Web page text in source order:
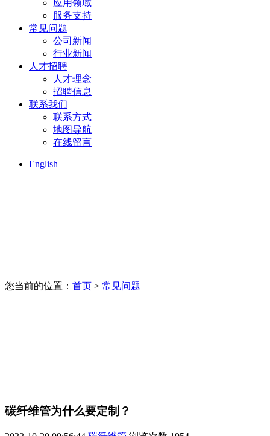
应用领域
服务支持
常见问题
公司新闻
行业新闻
人才招聘
人才理念
招聘信息
联系我们
联系方式
地图导航
在线留言
English
您当前的位置： 首页 > 常见问题
碳纤维管为什么要定制？